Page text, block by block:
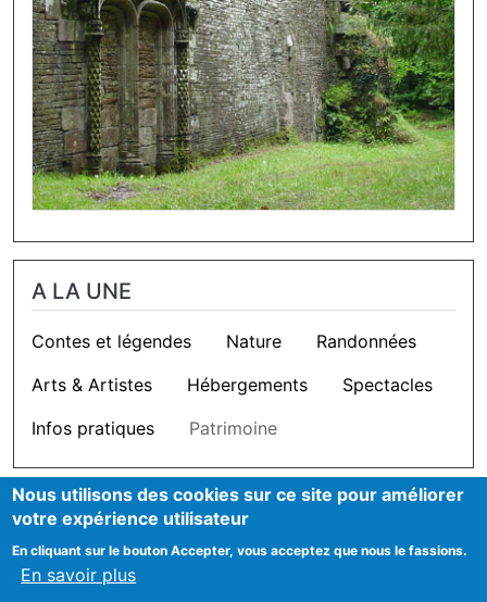
A LA UNE
Contes et légendes Nature
Randonnées
Arts & Artistes
Hébergements
Spectacles
Infos pratiques
Patrimoine
OUTILS
Cookie settings
Nous utilisons des cookies sur ce site pour améliorer
votre expérience utilisateur
En cliquant sur le bouton Accepter, vous acceptez que nous le fassions.
En savoir plus